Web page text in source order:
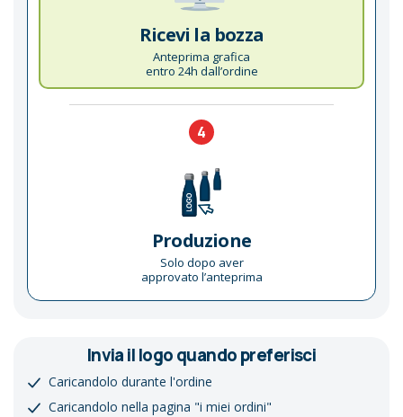
Ricevi la bozza
Anteprima grafica
entro 24h dall’ordine
4
Produzione
Solo dopo aver
approvato l’anteprima
Invia il logo quando preferisci
Caricandolo durante l'ordine
Caricandolo nella pagina "i miei ordini"